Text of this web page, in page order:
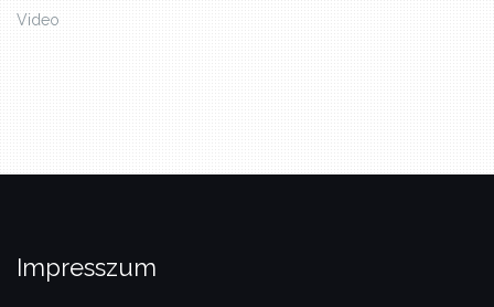
Video
Impresszum